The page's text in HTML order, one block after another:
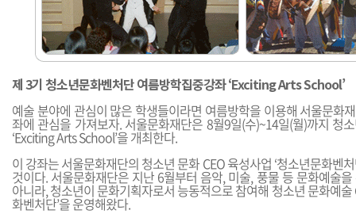
제 3기 청소년문화벤처단 여름방학집중강좌 ‘Exciting Arts School’
예술 분야에 관심이 많은 학생들이라면 여름방학을 이용해 서울문화
좌에 관심을 가져보자. 서울문화재단은 8월9일(수)~14일(월)까지 청
‘Exciting Arts School’을 개최한다.
이 강좌는 서울문화재단의 청소년 문화 CEO 육성사업 ‘청소년문화벤
것이다. 서울문화재단은 지난 6월부터 음악, 미술, 풍물 등 문화예술
아니라, 청소년이 문화기획자로서 능동적으로 참여해 청소년 문화예술
화벤처단’을 운영해왔다.